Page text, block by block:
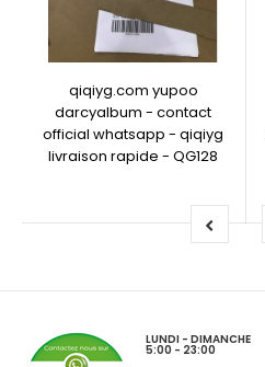
qiqiyg.com yupoo
darcyalbum - contact
official whatsapp - qiqiyg
livraison rapide - QG128
LUNDI - DIMANCHE
5:00 - 23:00